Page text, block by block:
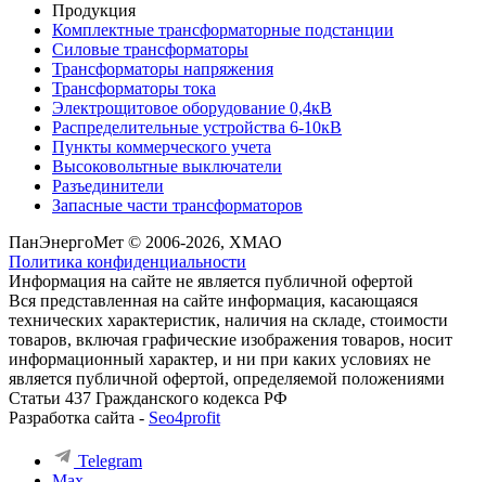
Продукция
Комплектные трансформаторные подстанции
Силовые трансформаторы
Трансформаторы напряжения
Трансформаторы тока
Электрощитовое оборудование 0,4кВ
Распределительные устройства 6-10кВ
Пункты коммерческого учета
Высоковольтные выключатели
Разъединители
Запасные части трансформаторов
ПанЭнергоМет © 2006-2026, ХМАО
Политика конфиденциальности
Информация на сайте не является публичной офертой
Вся представленная на сайте информация, касающаяся
технических характеристик, наличия на складе, стоимости
товаров, включая графические изображения товаров, носит
информационный характер, и ни при каких условиях не
является публичной офертой, определяемой положениями
Статьи 437 Гражданского кодекса РФ
Разработка сайта - Seo4profit
Telegram